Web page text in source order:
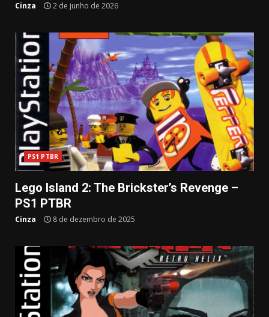
Cinza 2 de junho de 2026
PS1 PTBR
Lego Island 2: The Brickster’s Revenge –
PS1 PTBR
Cinza 8 de dezembro de 2025